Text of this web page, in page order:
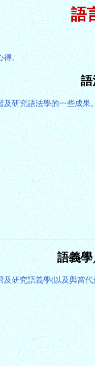
語
得。
語
及研究語法學的一些成果
語義
研究語義學(以及與當